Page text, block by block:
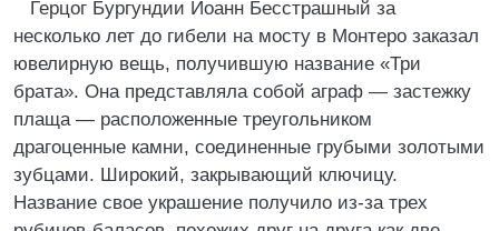
Герцог Бургундии Иоанн Бесстрашный за
несколько лет до гибели на мосту в Монтеро заказал
ювелирную вещь, получившую название «Три
брата». Она представляла собой аграф — застежку
плаща — расположенные треугольником
драгоценные камни, соединенные грубыми золотыми
зубцами. Широкий, закрывающий ключицу.
Название свое украшение получило из-за трех